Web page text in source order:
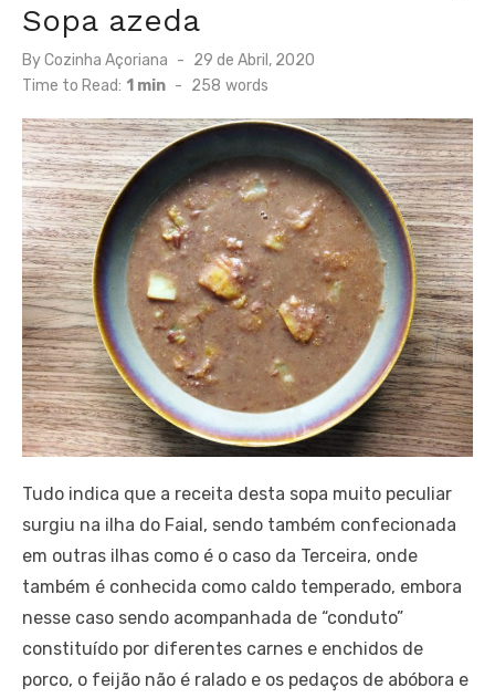
Sopa azeda
ByCozinha Açoriana
Posted
on
29 de Abril, 2020
Time to Read: 1 min - 258 words
Tudo indica que a receita desta sopa muito peculiar
surgiu na ilha do Faial, sendo também confecionada
em outras ilhas como é o caso da Terceira, onde
também é conhecida como caldo temperado, embora
nesse caso sendo acompanhada de “conduto”
constituído por diferentes carnes e enchidos de
porco, o feijão não é ralado e os pedaços de abóbora e